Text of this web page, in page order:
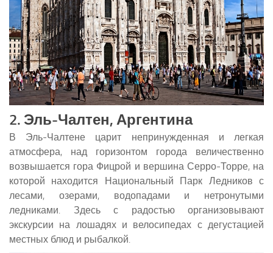
2. Эль-Чалтен, Аргентина
В Эль-Чалтене царит непринужденная и легкая
атмосфера, над горизонтом города величественно
возвышается гора Фицрой и вершина Серро-Торре, на
которой находится Национальный Парк Ледников с
лесами, озерами, водопадами и нетронутыми
ледниками. Здесь с радостью организовывают
экскурсии на лошадях и велосипедах с дегустацией
местных блюд и рыбалкой.